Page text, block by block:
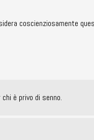
coscienziosamente
è privo di senno.